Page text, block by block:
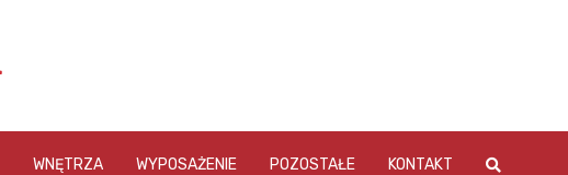
WNĘTRZA WYPOSAŻENIE POZOSTAŁE KONTAKT